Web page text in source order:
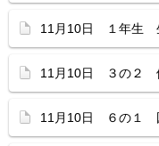
11月10日 １年生
11月10日 ３の２
11月10日 ６の１